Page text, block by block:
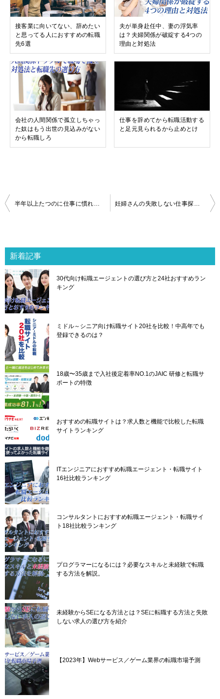
接客業に向いてない、辞めたい
と思ってる人におすすめの転職
先6選
夫が単身赴任中、妻の浮気率
は？夫婦関係が破綻する4つの
理由と対処法
会社の人間関係で孤立しちゃっ
た奴はもう出世の見込みがない
から転職しろ
仕事を辞めてから転職活動する
と足元見られるから止めとけ
投
稿
ゲ
ー
シ
ョ
ン
半年以上たつのに仕事に慣れない…辛い・辞めたいと思ったときの対処法 妊婦さんの失敗しない仕事探し！妊娠中でも無理なく働ける求人7選
新着記事
30代向け転職エージェントの選び方と24社おすすめラン
キング
ミドル～シニア向け転職サイト20社を比較！中高年でも
登録できるのは？
18歳〜35歳まで入社後定着率NO.1のJAIC 研修と転職サ
ポートの特徴
おすすめの転職サイトは？求人数と機能で比較した転職
サイトランキング
ITエンジニアにおすすめ転職エージェント・転職サイト
16社比較ランキング
コンサルタントにおすすめ転職エージェント・転職サイ
ト18社比較ランキング
プログラマーになるには？必要なスキルと未経験で転職
する方法を解説。
未経験からSEになる方法とは？SEに転職する方法と失敗
しない求人の選び方を紹介
【2023年】Webサービス／ゲーム業界の転職市場予測